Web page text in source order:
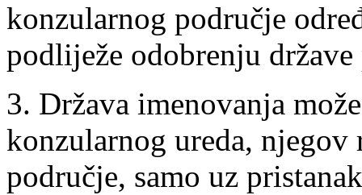
konzularnog područje
podliježe odobrenju
3. Država imenovanja
konzularnog ureda,
područje, samo uz